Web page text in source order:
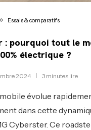
Essais & comparatifs
: pourquoi tout le
électrique ?
2024 3 minutes lire
évolue
dans cette
Cyberster. Ce